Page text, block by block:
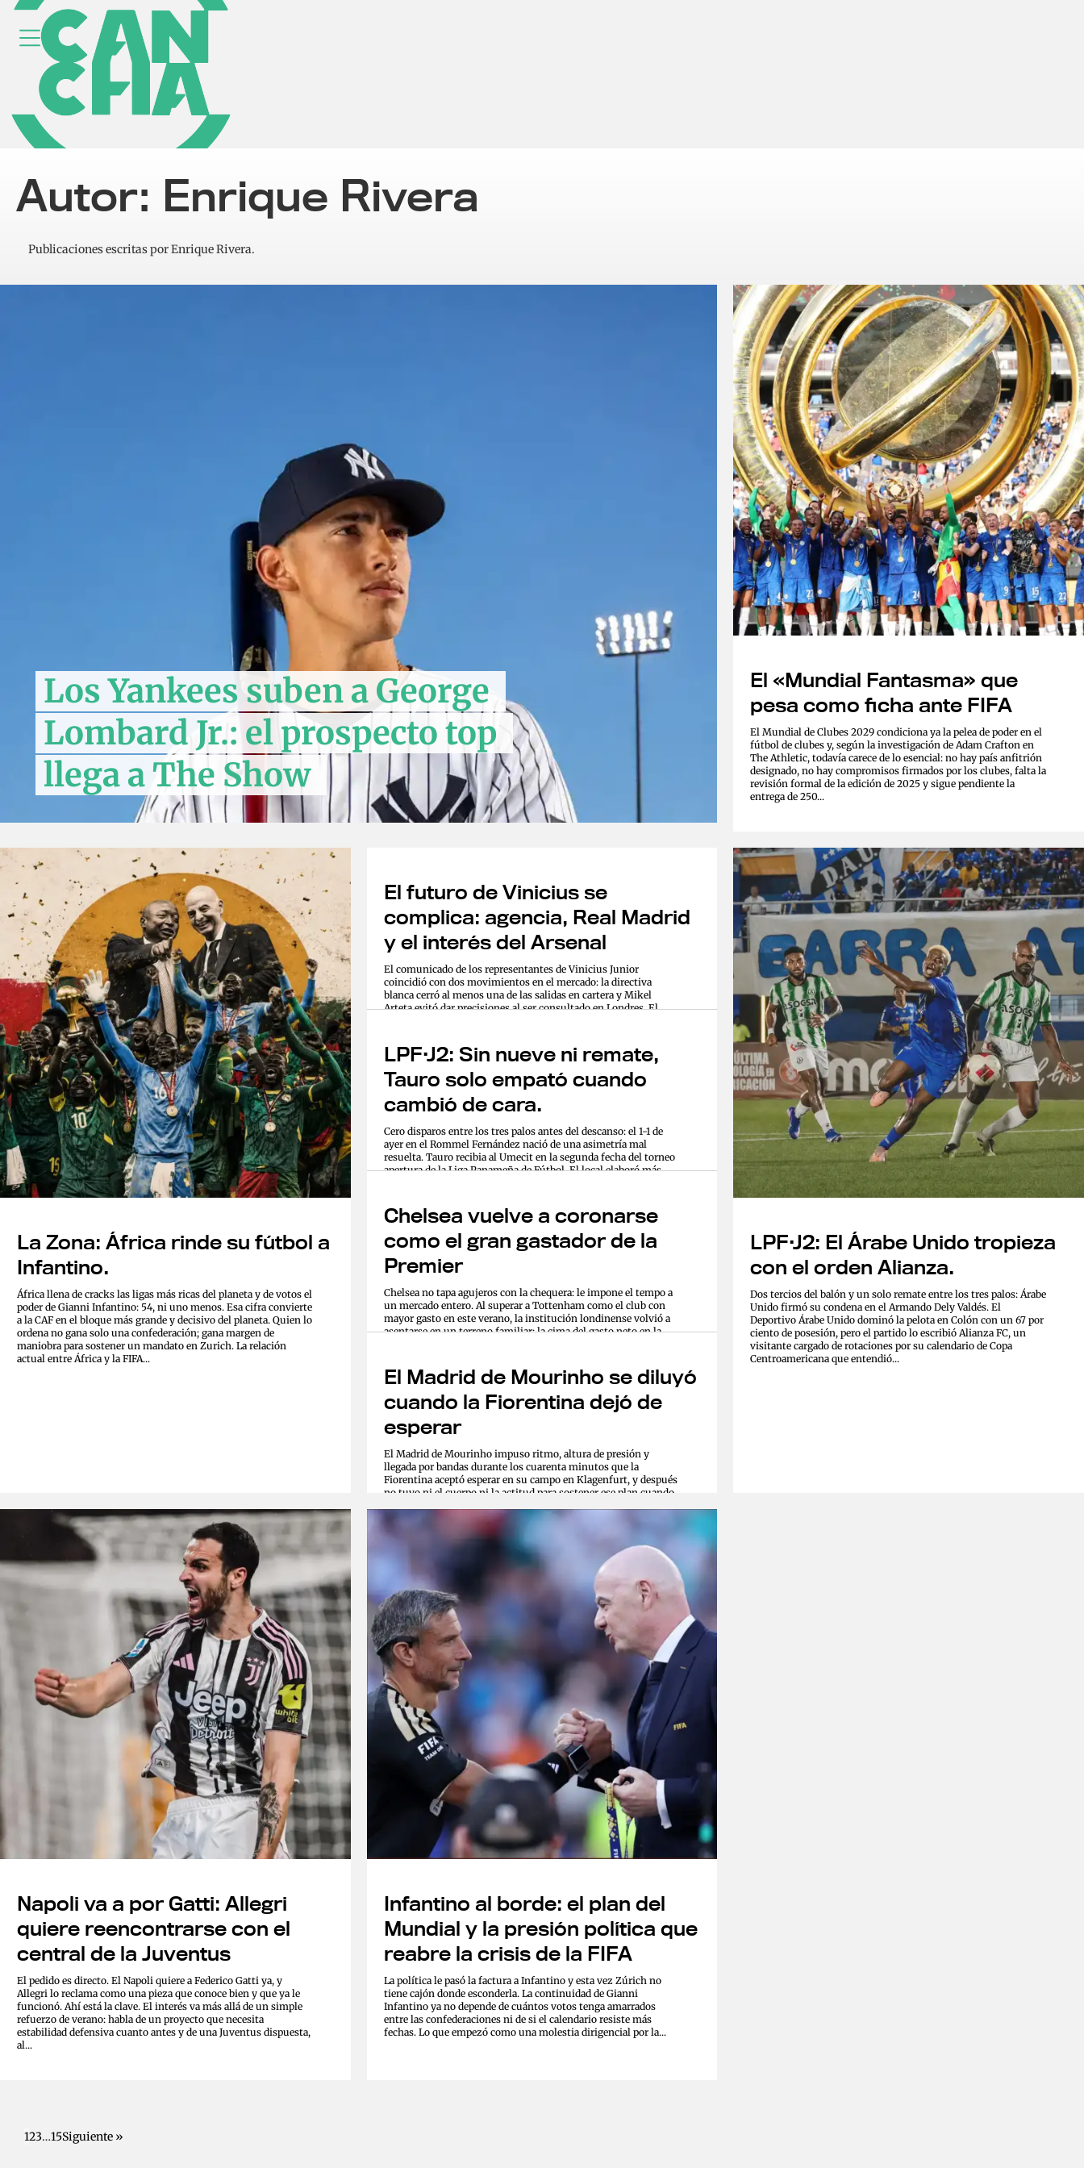
Autor: Enrique Rivera
Publicaciones escritas por Enrique Rivera.
Los Yankees suben a George
Lombard Jr.: el prospecto top
llega a The Show
El «Mundial Fantasma» que
pesa como ficha ante FIFA
El Mundial de Clubes 2029 condiciona ya la pelea de poder en el
fútbol de clubes y, según la investigación de Adam Crafton en
The Athletic, todavía carece de lo esencial: no hay país anfitrión
designado, no hay compromisos firmados por los clubes, falta la
revisión formal de la edición de 2025 y sigue pendiente la
entrega de 250...
La Zona: África rinde su fútbol a
Infantino.
África llena de cracks las ligas más ricas del planeta y de votos el
poder de Gianni Infantino: 54, ni uno menos. Esa cifra convierte
a la CAF en el bloque más grande y decisivo del planeta. Quien lo
ordena no gana solo una confederación; gana margen de
maniobra para sostener un mandato en Zurich. La relación
actual entre África y la FIFA...
El futuro de Vinicius se
complica: agencia, Real Madrid
y el interés del Arsenal
El comunicado de los representantes de Vinicius Junior
coincidió con dos movimientos en el mercado: la directiva
blanca cerró al menos una de las salidas en cartera y Mikel
Arteta evitó dar precisiones al ser consultado en Londres. El...
LPF·J2: Sin nueve ni remate,
Tauro solo empató cuando
cambió de cara.
Cero disparos entre los tres palos antes del descanso: el 1-1 de
ayer en el Rommel Fernández nació de una asimetría mal
resuelta. Tauro recibia al Umecit en la segunda fecha del torneo
apertura de la Liga Panameña de Fútbol. El local elaboró más...
Chelsea vuelve a coronarse
como el gran gastador de la
Premier
Chelsea no tapa agujeros con la chequera: le impone el tempo a
un mercado entero. Al superar a Tottenham como el club con
mayor gasto en este verano, la institución londinense volvió a
asentarse en un terreno familiar: la cima del gasto neto en la...
El Madrid de Mourinho se diluyó
cuando la Fiorentina dejó de
esperar
El Madrid de Mourinho impuso ritmo, altura de presión y
llegada por bandas durante los cuarenta minutos que la
Fiorentina aceptó esperar en su campo en Klagenfurt, y después
no tuvo ni el cuerpo ni la actitud para sostener ese plan cuando
LPF·J2: El Árabe Unido tropieza
con el orden Alianza.
Dos tercios del balón y un solo remate entre los tres palos: Árabe
Unido firmó su condena en el Armando Dely Valdés. El
Deportivo Árabe Unido dominó la pelota en Colón con un 67 por
ciento de posesión, pero el partido lo escribió Alianza FC, un
visitante cargado de rotaciones por su calendario de Copa
Centroamericana que entendió...
Napoli va a por Gatti: Allegri
quiere reencontrarse con el
central de la Juventus
El pedido es directo. El Napoli quiere a Federico Gatti ya, y
Allegri lo reclama como una pieza que conoce bien y que ya le
funcionó. Ahí está la clave. El interés va más allá de un simple
refuerzo de verano: habla de un proyecto que necesita
estabilidad defensiva cuanto antes y de una Juventus dispuesta,
al...
Infantino al borde: el plan del
Mundial y la presión política que
reabre la crisis de la FIFA
La política le pasó la factura a Infantino y esta vez Zúrich no
tiene cajón donde esconderla. La continuidad de Gianni
Infantino ya no depende de cuántos votos tenga amarrados
entre las confederaciones ni de si el calendario resiste más
fechas. Lo que empezó como una molestia dirigencial por la...
123…15Siguiente »